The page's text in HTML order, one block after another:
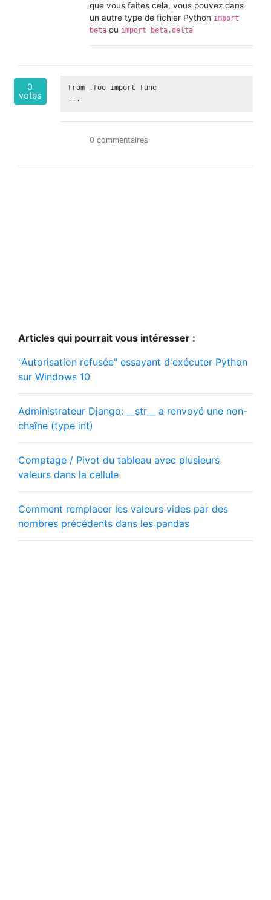
que vous faites cela, vous pouvez dans
un autre type de fichier Python import
betaou import beta.delta
0
votes
from .foo import func
0 commentaires
Articles qui pourrait vous intéresser :
"Autorisation refusée" essayant d'exécuter Python
sur Windows 10
Administrateur Django: __str__ a renvoyé une non-
chaîne (type int)
Comptage / Pivot du tableau avec plusieurs
valeurs dans la cellule
Comment remplacer les valeurs vides par des
nombres précédents dans les pandas